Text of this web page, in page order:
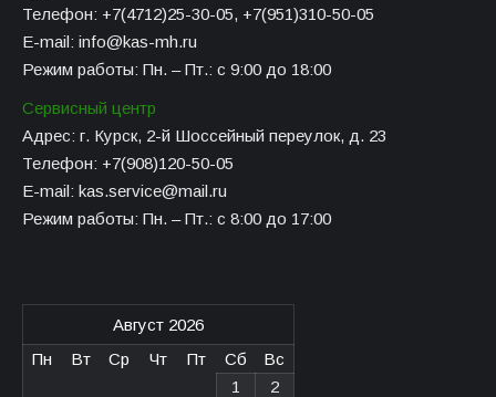
Телефон: +7(4712)25-30-05, +7(951)310-50-05
E-mail: info@kas-mh.ru
Режим работы: Пн. – Пт.: с 9:00 до 18:00
Сервисный центр
Адрес: г. Курск, 2-й Шоссейный переулок, д. 23
Телефон: +7(908)120-50-05
E-mail: kas.service@mail.ru
Режим работы: Пн. – Пт.: с 8:00 до 17:00
Август 2026
Пн
Вт Ср Чт Пт Сб
Вс
1
2